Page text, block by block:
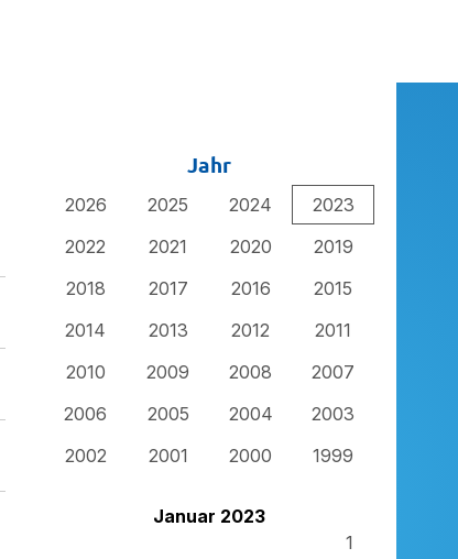
Jahr
2026 2025 2024
2023
2022
2021 2020
2019
2018
2017 2016
2015
2014
2013 2012
2011
2010
2009 2008
2007
2006
2005 2004
2003
2002
2001 2000 1999
Januar 2023
1